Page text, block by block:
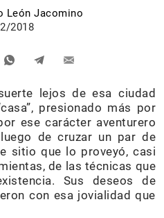
León Jacomino
2018
lejos de esa ciudad
presionado más por
ese carácter aventurero
de cruzar un par de
sitio que lo proveyó, casi
de las técnicas que
Sus deseos de
con esa jovialidad que